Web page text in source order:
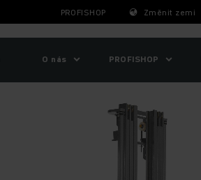
PROFISHOP Změnit zemi
O nás PROFISHOP